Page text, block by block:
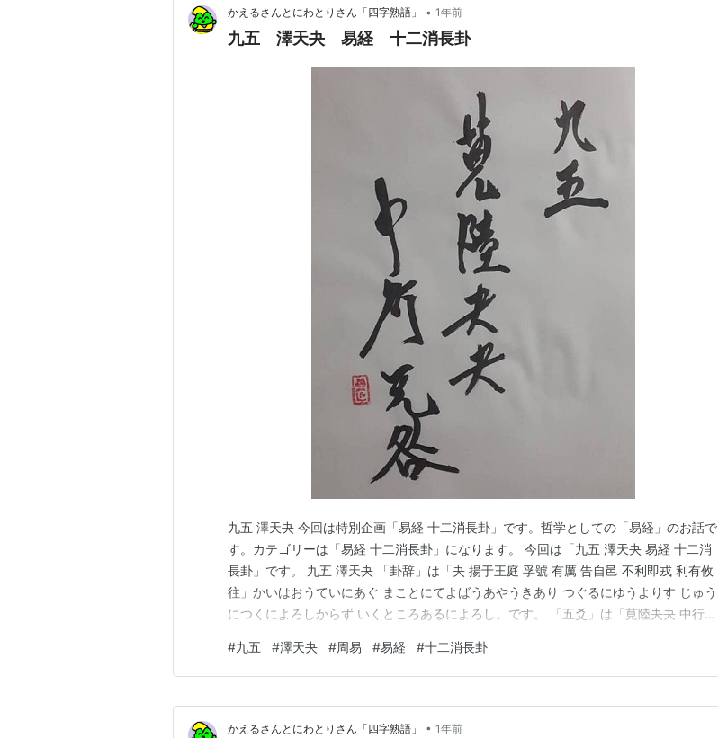
かえるさんとにわとりさん「四字熟語」 • 1年前
九五 澤天夬 易経 十二消長卦
九五 澤天夬 今回は特別企画「易経 十二消長卦」です。哲学としての「易経」のお話で
す。カテゴリーは「易経 十二消長卦」になります。 今回は「九五 澤天夬 易経 十二消
長卦」です。 九五 澤天夬 「卦辞」は「夬 揚于王庭 孚號 有厲 告自邑 不利即戎 利有攸
往」かいはおうていにあぐ まことにてよばうあやうきあり つぐるにゆうよりす じゅう
につくによろしからず いくところあるによろし。です。 「五爻」は「莧陸夬夬 中行无
り解決していくこと、中行、要するに中庸、要するにバランスを取った道を行くこと、
を意味します。 「莧…
#九五 #澤天夬 #周易 #易経 #十二消長卦
かえるさんとにわとりさん「四字熟語」 • 1年前